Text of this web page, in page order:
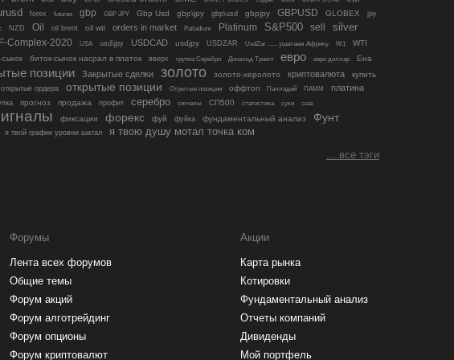
forex futures gbp GBP JPY Gbp Usd gbp\jpy gbp\usd gbpjpy GBPUSD GLOBEX jpy
NZD Oil oil brent oil wti orders in market Palladium Platinum S&P500 sell
silver
Complex-2020
USA usd\jpy USDCAD usdjpy USDZAR UsdZar ...... ушатаем Африку W1 WTI
сынок биток-сынок насрал в платок вверх группа Серебро Дональд Трамп евро евро доллар Ена
позиции Закрытые сделки золото золото-херолото криптовалюта купить
открытые ордера открытые позиции Отрытые позиции оффтоп Палладий ПАММ платина
прогноз продажа профит серебро сигналы СП500 статистика суки сша
фиксации форекс фуй фуйка фундаментальный анализ Фунт
я твой график уровни шатал я твою душу мотал точка ком
....все тэги
Форумы
Лента всех форумов
Общие темы
Форум акций
Форум алготрейдинг
Форум опционы
Форум криптовалют
Акции
Карта рынка
Котировки
Фундаментальный анализ
Отчеты компаний
Дивиденды
Мой портфель